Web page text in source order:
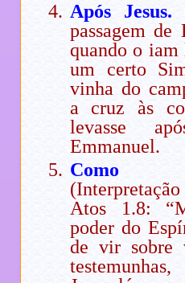
Após Jesus.
passagem de
quando o iam
um certo
vinha do
a cruz às
levasse
Emmanuel.
Como
Atos 1.8:
poder do
de vir sobre